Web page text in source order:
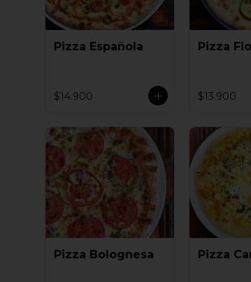
Pizza Española
$14.900
Pizza
$13.900
Pizza Bolognesa Pizza